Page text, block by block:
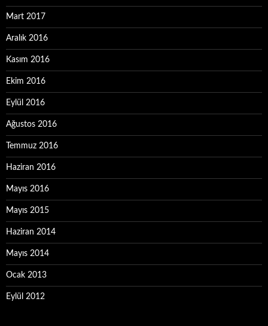
Mart 2017
Aralık 2016
Kasım 2016
Ekim 2016
Eylül 2016
Ağustos 2016
Temmuz 2016
Haziran 2016
Mayıs 2016
Mayıs 2015
Haziran 2014
Mayıs 2014
Ocak 2013
Eylül 2012